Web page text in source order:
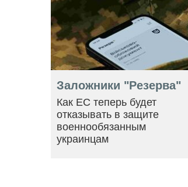
Заложники "Резерва"
Как ЕС теперь будет
отказывать в защите
военнообязанным
украинцам